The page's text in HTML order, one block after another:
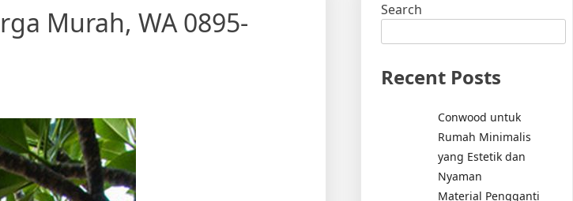
Murah, WA 0895-
Search
Recent Posts
Conwood untuk
Rumah Minimalis
yang Estetik dan
Nyaman
Material Pengganti